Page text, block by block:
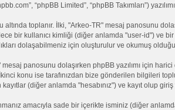
“phpBB Limited”, “phpBB Takımları”)
altında toplanır. İlki, "Arkeo-TR" mesaj panosunu
bir kullanıcı kimliği (diğer anlamda "user-id") ve
dolaşabilmeniz için oluşturulur ve okumuş
mesaj panosunu dolaşırken phpBB yazılımı için
konu ise tarafınızdan bize gönderilen bilgileri
(diğer anlamda "hesabınız") ve kayıt olup
amacıyla sade bir içerikte isminiz (diğer